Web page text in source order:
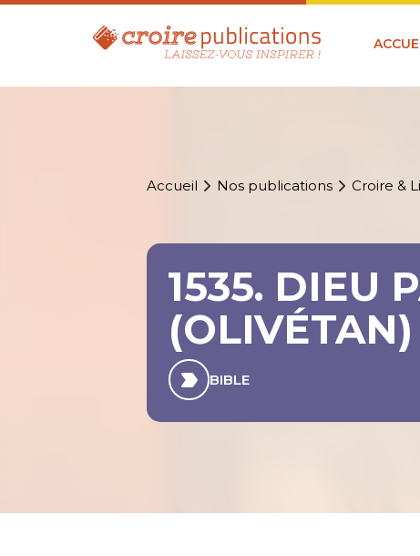
Accueil Nos publications Croire &
1535. DIEU
(OLIVÉTAN)
BIBLE